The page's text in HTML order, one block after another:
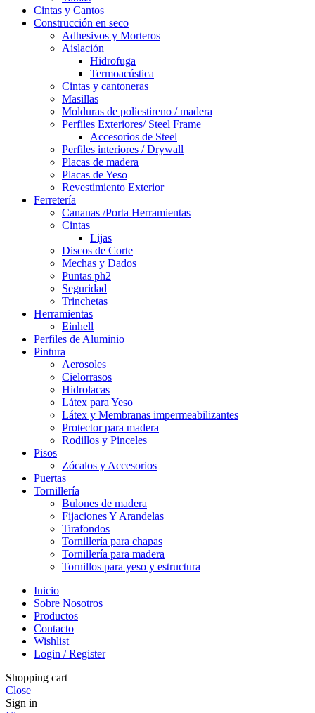
Cintas y Cantos
Construcción en seco
Adhesivos y Morteros
Aislación
Hidrofuga
Termoacústica
Cintas y cantoneras
Masillas
Molduras de poliestireno / madera
Perfiles Exteriores/ Steel Frame
Accesorios de Steel
Perfiles interiores / Drywall
Placas de madera
Placas de Yeso
Revestimiento Exterior
Ferretería
Cananas /Porta Herramientas
Cintas
Lijas
Discos de Corte
Mechas y Dados
Puntas ph2
Seguridad
Trinchetas
Herramientas
Einhell
Perfiles de Aluminio
Pintura
Aerosoles
Cielorrasos
Hidrolacas
Látex para Yeso
Látex y Membranas impermeabilizantes
Protector para madera
Rodillos y Pinceles
Pisos
Zócalos y Accesorios
Puertas
Tornillería
Bulones de madera
Fijaciones Y Arandelas
Tirafondos
Tornillería para chapas
Tornillería para madera
Tornillos para yeso y estructura
Inicio
Sobre Nosotros
Productos
Contacto
Wishlist
Login / Register
Shopping cart
Close
Sign in